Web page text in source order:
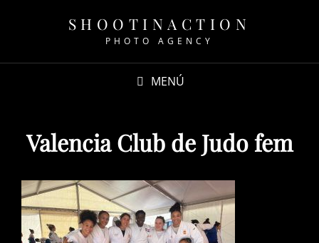
SHOOTINACTION
PHOTO AGENCY
MENÚ
Valencia Club de Judo fem